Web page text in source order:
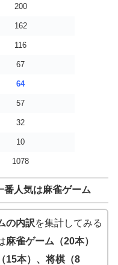
200
162
116
67
64
57
32
10
1078
番人気は麻雀ゲーム
の内訳を集計してみる
麻雀ゲーム（20本）
15本）、将棋（8